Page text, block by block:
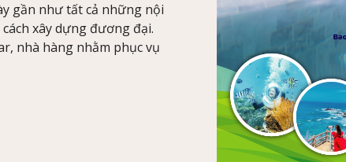
gần như tất cả những nội
xây dựng đương đại.
nhà hàng nhằm phục vụ